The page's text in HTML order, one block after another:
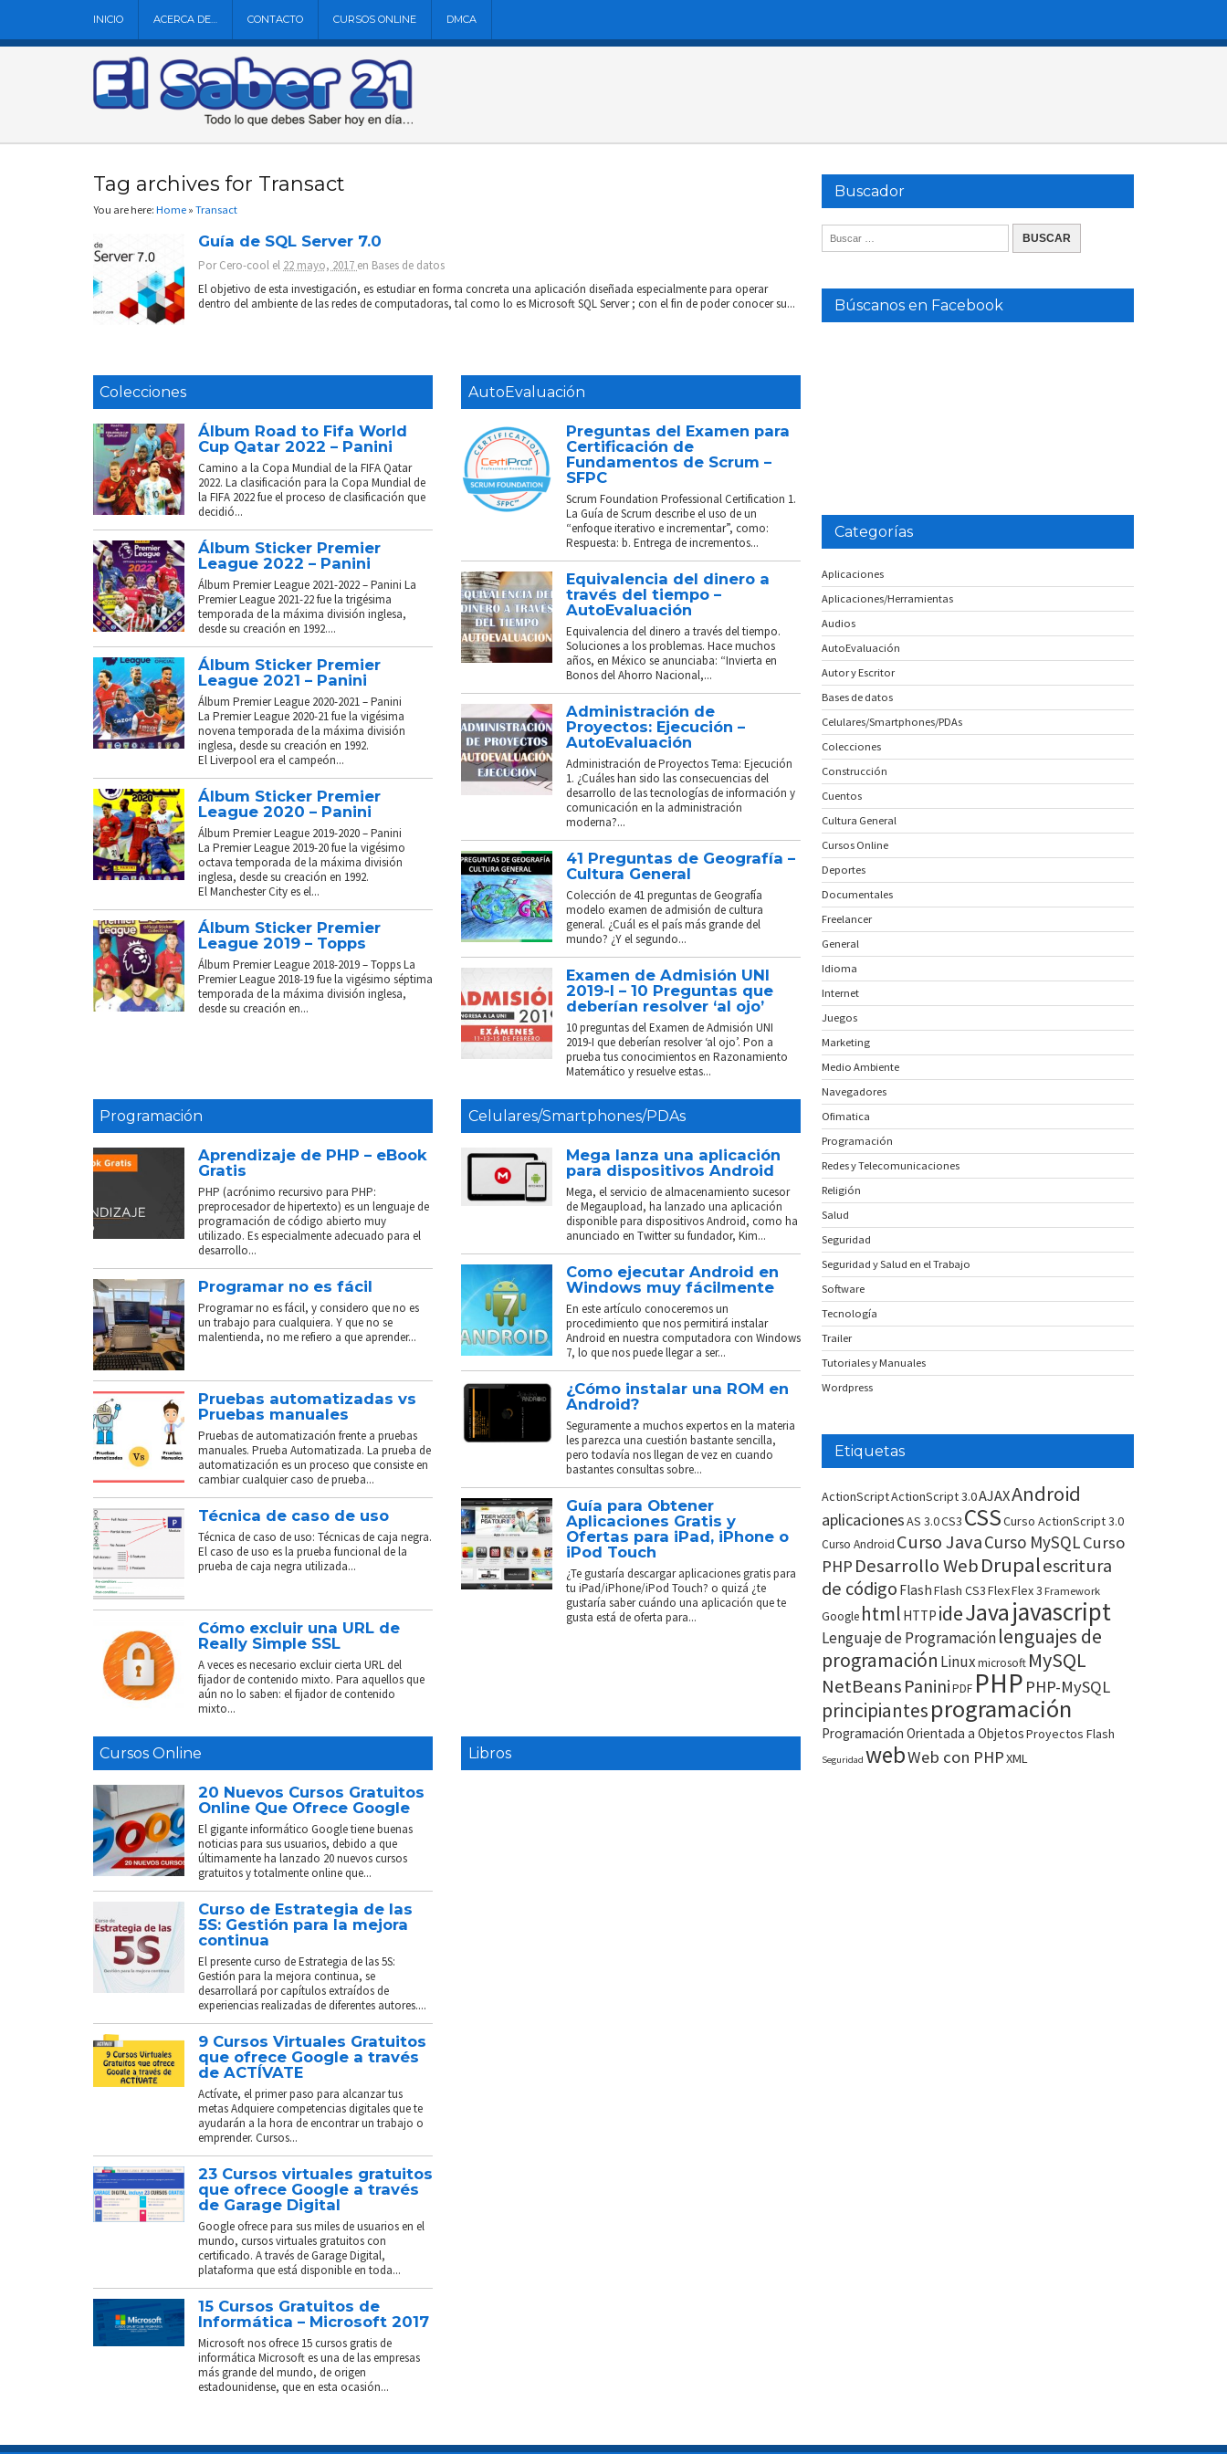
INICIO ACERCA DE… CONTACTO CURSOS ONLINE DMCA
Tag archives for Transact
You are here: Home » Transact
Guía de SQL Server 7.0
PorCero-cool el 22 mayo, 2017 en Bases de datos
El objetivo de esta investigación, es estudiar en forma concreta una aplicación diseñada especialmente para operar
dentro del ambiente de las redes de computadoras, tal como lo es Microsoft SQL Server ; con el fin de poder conocer su...
Colecciones
Álbum Road to Fifa World
Cup Qatar 2022 – Panini
Camino a la Copa Mundial de la FIFA Qatar
2022. La clasificación para la Copa Mundial de
la FIFA 2022 fue el proceso de clasificación que
decidió...
Álbum Sticker Premier
League 2022 – Panini
Álbum Premier League 2021-2022 – Panini La
Premier League 2021-22 fue la trigésima
temporada de la máxima división inglesa,
desde su creación en 1992....
Álbum Sticker Premier
League 2021 – Panini
Álbum Premier League 2020-2021 – Panini
La Premier League 2020-21 fue la vigésima
novena temporada de la máxima división
inglesa, desde su creación en 1992.
El Liverpool era el campeón...
Álbum Sticker Premier
League 2020 – Panini
Álbum Premier League 2019-2020 – Panini
La Premier League 2019-20 fue la vigésimo
octava temporada de la máxima división
inglesa, desde su creación en 1992.
El Manchester City es el...
Álbum Sticker Premier
League 2019 – Topps
Álbum Premier League 2018-2019 – Topps La
Premier League 2018-19 fue la vigésimo séptima
temporada de la máxima división inglesa,
desde su creación en...
AutoEvaluación
Preguntas del Examen para
Certificación de
Fundamentos de Scrum –
SFPC
Scrum Foundation Professional Certification 1.
La Guía de Scrum describe el uso de un
“enfoque iterativo e incrementar”, como:
Respuesta: b. Entrega de incrementos...
Equivalencia del dinero a
través del tiempo –
AutoEvaluación
Equivalencia del dinero a través del tiempo.
Soluciones a los problemas. Hace muchos
años, en México se anunciaba: “Invierta en
Bonos del Ahorro Nacional,...
Administración de
Proyectos: Ejecución –
AutoEvaluación
Administración de Proyectos Tema: Ejecución
1. ¿Cuáles han sido las consecuencias del
desarrollo de las tecnologías de información y
comunicación en la administración
moderna?...
41 Preguntas de Geografía –
Cultura General
Colección de 41 preguntas de Geografía
modelo examen de admisión de cultura
general. ¿Cuál es el país más grande del
mundo? ¿Y el segundo...
Examen de Admisión UNI
2019-I – 10 Preguntas que
deberían resolver ‘al ojo’
10 preguntas del Examen de Admisión UNI
2019-I que deberían resolver ‘al ojo’. Pon a
prueba tus conocimientos en Razonamiento
Matemático y resuelve estas...
Programación
Aprendizaje de PHP – eBook
Gratis
PHP (acrónimo recursivo para PHP:
preprocesador de hipertexto) es un lenguaje de
programación de código abierto muy
utilizado. Es especialmente adecuado para el
desarrollo...
Programar no es fácil
Programar no es fácil, y considero que no es
un trabajo para cualquiera. Y que no se
malentienda, no me refiero a que aprender...
Pruebas automatizadas vs
Pruebas manuales
Pruebas de automatización frente a pruebas
manuales. Prueba Automatizada. La prueba de
automatización es un proceso que consiste en
cambiar cualquier caso de prueba...
Técnica de caso de uso
Técnica de caso de uso: Técnicas de caja negra.
El caso de uso es la prueba funcional de la
prueba de caja negra utilizada...
Cómo excluir una URL de
Really Simple SSL
A veces es necesario excluir cierta URL del
fijador de contenido mixto. Para aquellos que
aún no lo saben: el fijador de contenido
mixto...
Celulares/Smartphones/PDAs
Mega lanza una aplicación
para dispositivos Android
Mega, el servicio de almacenamiento sucesor
de Megaupload, ha lanzado una aplicación
disponible para dispositivos Android, como ha
anunciado en Twitter su fundador, Kim...
Como ejecutar Android en
Windows muy fácilmente
En este artículo conoceremos un
procedimiento que nos permitirá instalar
Android en nuestra computadora con Windows
7, lo que nos puede llegar a ser...
¿Cómo instalar una ROM en
Android?
Seguramente a muchos expertos en la materia
les parezca una cuestión bastante sencilla,
pero todavía nos llegan de vez en cuando
bastantes consultas sobre...
Guía para Obtener
Aplicaciones Gratis y
Ofertas para iPad, iPhone o
iPod Touch
¿Te gustaría descargar aplicaciones gratis para
tu iPad/iPhone/iPod Touch? o quizá ¿te
gustaría saber cuándo una aplicación que te
gusta está de oferta para...
Cursos Online
20 Nuevos Cursos Gratuitos
Online Que Ofrece Google
El gigante informático Google tiene buenas
noticias para sus usuarios, debido a que
últimamente ha lanzado 20 nuevos cursos
gratuitos y totalmente online que...
Curso de Estrategia de las
5S: Gestión para la mejora
continua
El presente curso de Estrategia de las 5S:
Gestión para la mejora continua, se
desarrollará por capítulos extraídos de
experiencias realizadas de diferentes autores....
9 Cursos Virtuales Gratuitos
que ofrece Google a través
de ACTÍVATE
Actívate, el primer paso para alcanzar tus
metas Adquiere competencias digitales que te
ayudarán a la hora de encontrar un trabajo o
emprender. Cursos...
23 Cursos virtuales gratuitos
que ofrece Google a través
de Garage Digital
Google ofrece para sus miles de usuarios en el
mundo, cursos virtuales gratuitos con
certificado. A través de Garage Digital,
plataforma que está disponible en toda...
15 Cursos Gratuitos de
Informática – Microsoft 2017
Microsoft nos ofrece 15 cursos gratis de
informática Microsoft es una de las empresas
más grande del mundo, de origen
estadounidense, que en esta ocasión...
Libros
Buscador
Búscanos en Facebook
Categorías
Aplicaciones
Aplicaciones/Herramientas
Audios
AutoEvaluación
Autor y Escritor
Bases de datos
Celulares/Smartphones/PDAs
Colecciones
Construcción
Cuentos
Cultura General
Cursos Online
Deportes
Documentales
Freelancer
General
Idioma
Internet
Juegos
Marketing
Medio Ambiente
Navegadores
Ofimatica
Programación
Redes y Telecomunicaciones
Religión
Salud
Seguridad
Seguridad y Salud en el Trabajo
Software
Tecnología
Trailer
Tutoriales y Manuales
Wordpress
Etiquetas
ActionScriptActionScript 3.0AJAXAndroid
aplicacionesAS 3.0CS3 CSSCurso ActionScript 3.0
Curso Android Curso JavaCurso MySQLCurso
PHP Desarrollo WebDrupalescritura
de código FlashFlash CS3FlexFlex 3 Framework
Google html HTTP ideJavajavascript
Lenguaje de Programaciónlenguajes de
programación Linuxmicrosoft MySQL
NetBeans PaniniPDF PHP PHP-MySQL
principiantesprogramación
Programación Orientada a ObjetosProyectos Flash
Seguridad webWeb con PHPXML